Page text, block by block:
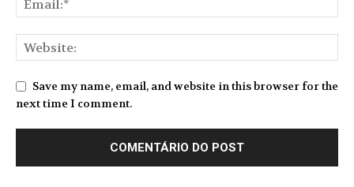
Save my name, email, and website in this browser for the
next time I comment.